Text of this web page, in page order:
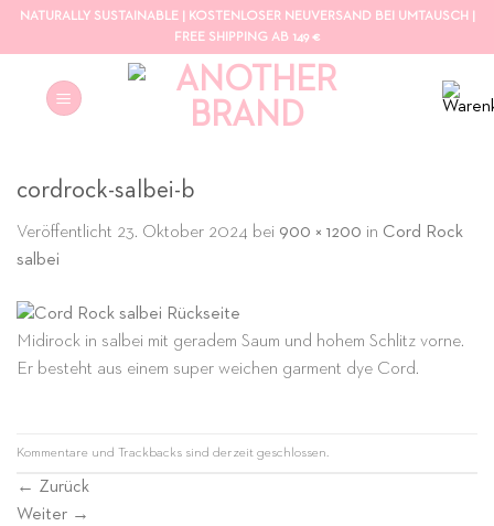
ZumNATURALLY SUSTAINABLE | KOSTENLOSER NEUVERSAND BEI UMTAUSCH |
FREE SHIPPING AB 149 €
cordrock-salbei-b
Veröffentlicht 23. Oktober 2024 bei 900 × 1200 in Cord Rock
salbei
Midirock in salbei mit geradem Saum und hohem Schlitz vorne.
Er besteht aus einem super weichen garment dye Cord.
Kommentare und Trackbacks sind derzeit geschlossen.
← Zurück
Weiter →